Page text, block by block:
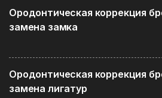
Ородонтическая коррекция
замена замка
Ородонтическая коррекция
замена лигатур